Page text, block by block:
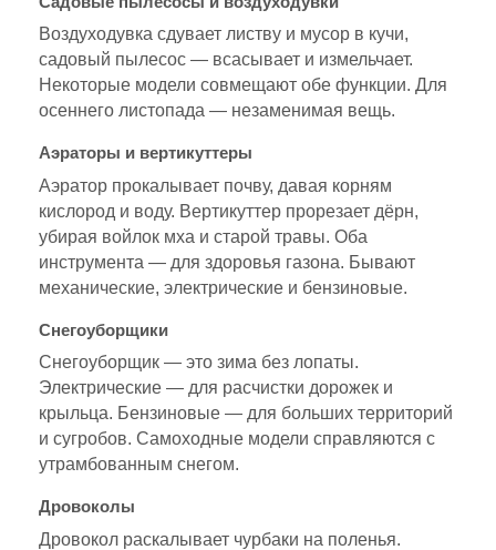
Воздуходувка сдувает листву и мусор в кучи,
садовый пылесос — всасывает и измельчает.
Некоторые модели совмещают обе функции. Для
осеннего листопада — незаменимая вещь.
Аэраторы и вертикуттеры
Аэратор прокалывает почву, давая корням
кислород и воду. Вертикуттер прорезает дёрн,
убирая войлок мха и старой травы. Оба
инструмента — для здоровья газона. Бывают
механические, электрические и бензиновые.
Снегоуборщики
Снегоуборщик — это зима без лопаты.
Электрические — для расчистки дорожек и
крыльца. Бензиновые — для больших территорий
и сугробов. Самоходные модели справляются с
утрамбованным снегом.
Дровоколы
Дровокол раскалывает чурбаки на поленья.